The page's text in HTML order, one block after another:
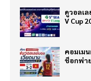
ดูวอลเ
V Cup
คอมเม
ช็อกพ่า